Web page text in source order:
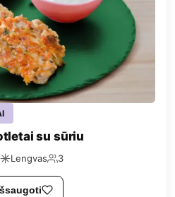
su sūriu
Lengvas 3